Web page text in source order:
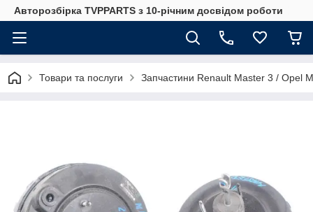
Авторозбірка TVPPARTS з 10-річним досвідом роботи
Товари та послуги Запчастини Renault Master 3 / Opel